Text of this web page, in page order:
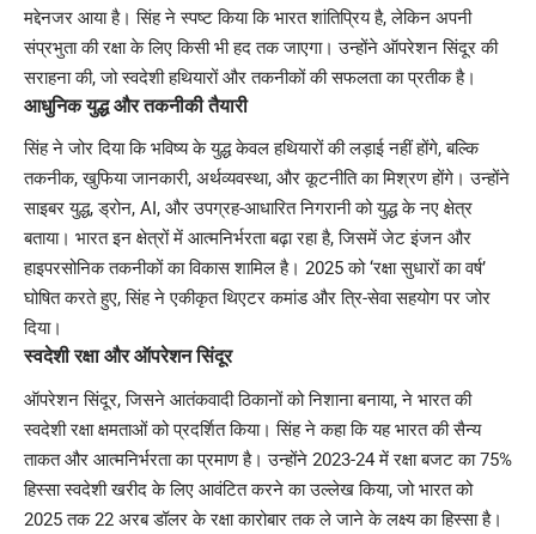
मद्देनजर आया है। सिंह ने स्पष्ट किया कि भारत शांतिप्रिय है, लेकिन अपनी
संप्रभुता की रक्षा के लिए किसी भी हद तक जाएगा। उन्होंने ऑपरेशन सिंदूर की
सराहना की, जो स्वदेशी हथियारों और तकनीकों की सफलता का प्रतीक है।
आधुनिक युद्ध और तकनीकी तैयारी
सिंह ने जोर दिया कि भविष्य के युद्ध केवल हथियारों की लड़ाई नहीं होंगे, बल्कि
तकनीक, खुफिया जानकारी, अर्थव्यवस्था, और कूटनीति का मिश्रण होंगे। उन्होंने
साइबर युद्ध, ड्रोन, AI, और उपग्रह-आधारित निगरानी को युद्ध के नए क्षेत्र
बताया। भारत इन क्षेत्रों में आत्मनिर्भरता बढ़ा रहा है, जिसमें जेट इंजन और
हाइपरसोनिक तकनीकों का विकास शामिल है। 2025 को ‘रक्षा सुधारों का वर्ष’
घोषित करते हुए, सिंह ने एकीकृत थिएटर कमांड और त्रि-सेवा सहयोग पर जोर
दिया।
स्वदेशी रक्षा और ऑपरेशन सिंदूर
ऑपरेशन सिंदूर, जिसने आतंकवादी ठिकानों को निशाना बनाया, ने भारत की
स्वदेशी रक्षा क्षमताओं को प्रदर्शित किया। सिंह ने कहा कि यह भारत की सैन्य
ताकत और आत्मनिर्भरता का प्रमाण है। उन्होंने 2023-24 में रक्षा बजट का 75%
हिस्सा स्वदेशी खरीद के लिए आवंटित करने का उल्लेख किया, जो भारत को
2025 तक 22 अरब डॉलर के रक्षा कारोबार तक ले जाने के लक्ष्य का हिस्सा है।